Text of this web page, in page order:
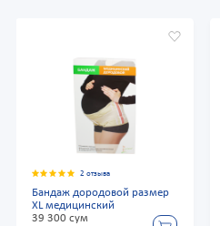
2 отзыва
Бандаж дородовой размер
XL медицинский
39 300 сум